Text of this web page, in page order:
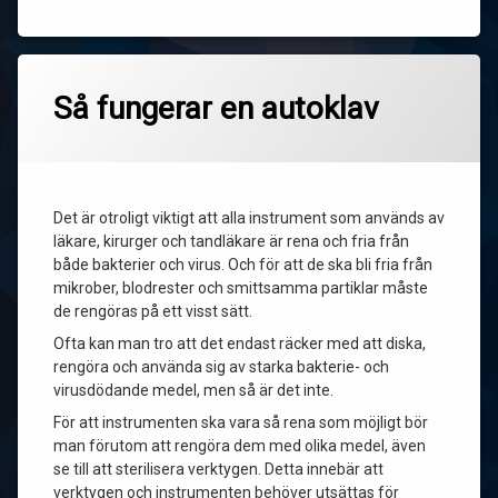
Så fungerar en autoklav
Det är otroligt viktigt att alla instrument som används av
läkare, kirurger och tandläkare är rena och fria från
både bakterier och virus. Och för att de ska bli fria från
mikrober, blodrester och smittsamma partiklar måste
de rengöras på ett visst sätt.
Ofta kan man tro att det endast räcker med att diska,
rengöra och använda sig av starka bakterie- och
virusdödande medel, men så är det inte.
För att instrumenten ska vara så rena som möjligt bör
man förutom att rengöra dem med olika medel, även
se till att sterilisera verktygen. Detta innebär att
verktygen och instrumenten behöver utsättas för